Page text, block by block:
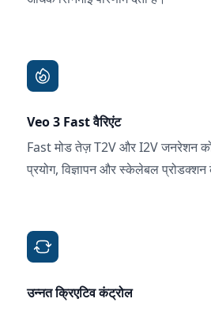
Veo 3 Fast वैरिएंट
Fast मोड तेज़ T2V और I2V जनरेशन को
प्रयोग, विज्ञापन और स्केलेबल
उन्नत क्रिएटिव कंट्रोल